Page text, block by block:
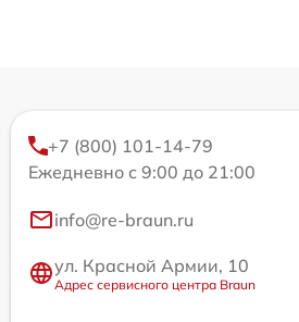
+7 (800) 101-14-79
Ежедневно с 9:00 до 21:00
info@re-braun.ru
ул. Красной Армии, 10
Адрес сервисного центра Braun